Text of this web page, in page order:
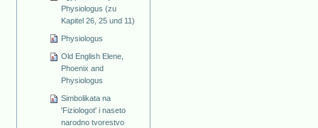
Physiologus (zu
Kapitel 26, 25 und 11)
Physiologus
Old English Elene,
Phoenix and
Physiologus
Simbolikata na
'Fiziologot' i naseto
narodno tvorestvo